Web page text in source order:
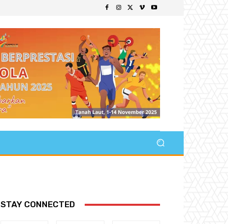
STAY CONNECTED